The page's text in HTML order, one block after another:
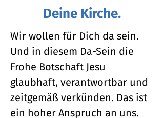
Deine Kirche.
Wir wollen für Dich da sein.
Und in diesem Da-Sein die
Frohe Botschaft Jesu
glaubhaft, verantwortbar und
zeitgemäß verkünden. Das ist
ein hoher Anspruch an uns.